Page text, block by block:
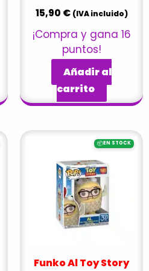
15,90 € (IVA incluido)
¡Compra y gana 16
puntos!
Añadir al
carrito
📦EN STOCK
Funko Al Toy Story